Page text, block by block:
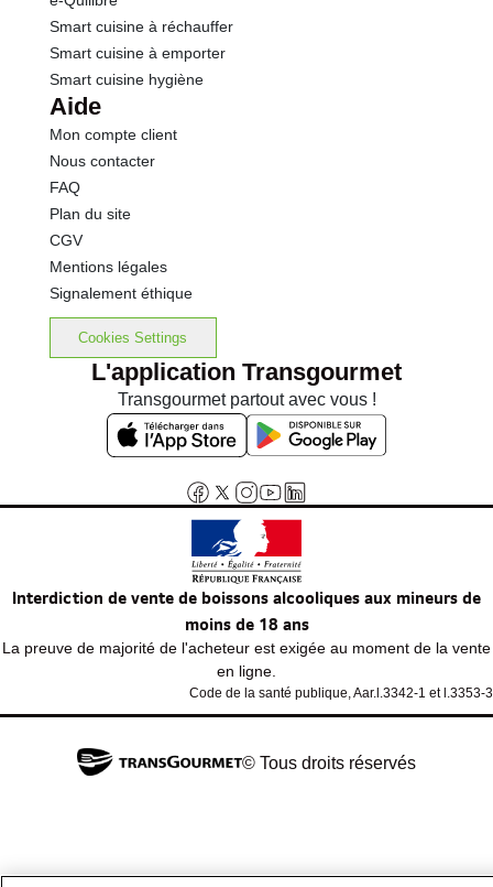
Smart cuisine à réchauffer
Smart cuisine à emporter
Smart cuisine hygiène
Aide
Mon compte client
Nous contacter
FAQ
Plan du site
CGV
Mentions légales
Signalement éthique
Cookies Settings
L'application Transgourmet
Transgourmet partout avec vous !
Interdiction de vente de boissons alcooliques aux mineurs de
moins de 18 ans
La preuve de majorité de l'acheteur est exigée au moment de la vente
en ligne.
Code de la santé publique, Aar.l.3342-1 et l.3353-3
© Tous droits réservés